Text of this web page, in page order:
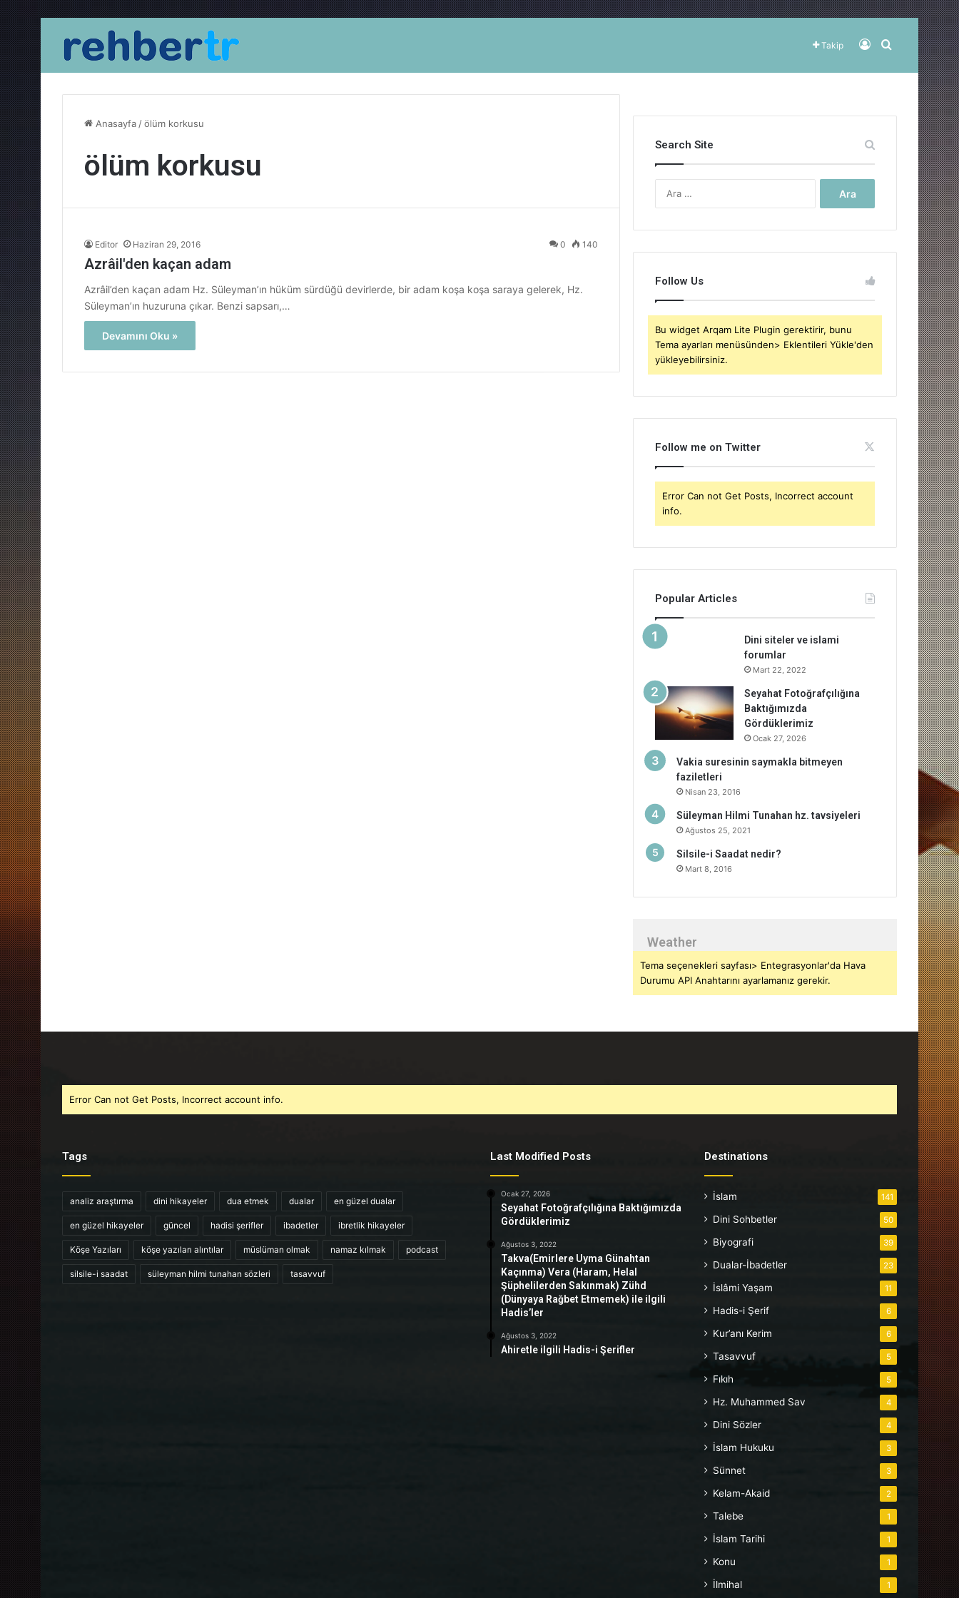
Takip Kayıt OlArama yap
Anasayfa /ölüm korkusu
ölüm korkusu
Editor Haziran 29, 2016 0 140
Azrâil'den kaçan adam
Azrâil’den kaçan adam Hz. Süleyman’ın hüküm sürdüğü devirlerde, bir adam koşa koşa saraya gelerek, Hz.
Süleyman’ın huzuruna çıkar. Benzi sapsarı,…
Devamını Oku »
Search Site
Follow Us
Bu widget Arqam Lite Plugin gerektirir, bunu
Tema ayarları menüsünden> Eklentileri Yükle'den
yükleyebilirsiniz.
Follow me on Twitter
Error Can not Get Posts, Incorrect account
info.
Popular Articles
Dini siteler ve islami
forumlar
Mart 22, 2022
Seyahat Fotoğrafçılığına
Baktığımızda
Gördüklerimiz
Ocak 27, 2026
Vakia suresinin saymakla bitmeyen
faziletleri
Nisan 23, 2016
Süleyman Hilmi Tunahan hz. tavsiyeleri
Ağustos 25, 2021
Silsile-i Saadat nedir?
Mart 8, 2016
Weather
Tema seçenekleri sayfası> Entegrasyonlar'da Hava
Durumu API Anahtarını ayarlamanız gerekir.
Error Can not Get Posts, Incorrect account info.
Tags
analiz araştırma dini hikayeler dua etmek dualar en güzel dualar
en güzel hikayeler güncel hadisi şerifler ibadetler ibretlik hikayeler
Köşe Yazıları köşe yazıları alıntılar müslüman olmak namaz kılmak podcast
silsile-i saadat süleyman hilmi tunahan sözleri tasavvuf
Last Modified Posts
Ocak 27, 2026
Seyahat Fotoğrafçılığına Baktığımızda
Gördüklerimiz
Ağustos 3, 2022
Takva(Emirlere Uyma Günahtan
Kaçınma) Vera (Haram, Helal
Şüphelilerden Sakınmak) Zühd
(Dünyaya Rağbet Etmemek) ile ilgili
Hadis’ler
Ağustos 3, 2022
Ahiretle ilgili Hadis-i Şerifler
Destinations
İslam 141
Dini Sohbetler 50
Biyografi 39
Dualar-İbadetler 23
İslâmi Yaşam 11
Hadis-i Şerif 6
Kur’anı Kerim 6
Tasavvuf 5
Fıkıh 5
Hz. Muhammed Sav 4
Dini Sözler 4
İslam Hukuku 3
Sünnet 3
Kelam-Akaid 2
Talebe 1
İslam Tarihi 1
Konu 1
İlmihal 1